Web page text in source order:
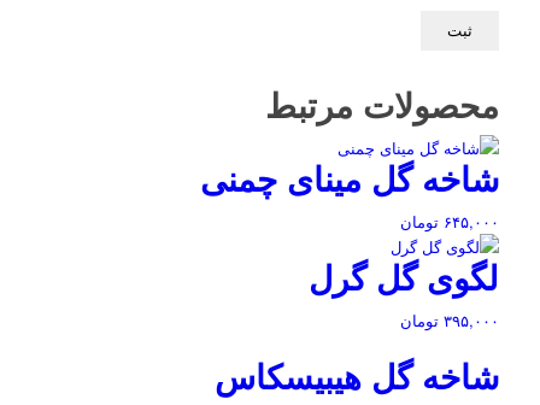
محصولات مرتبط
شاخه گل‌ مینای چمنی
۶۴۵,۰۰۰ تومان
لگوی گل گرل
۳۹۵,۰۰۰ تومان
شاخه گل‌ هیبیسکاس